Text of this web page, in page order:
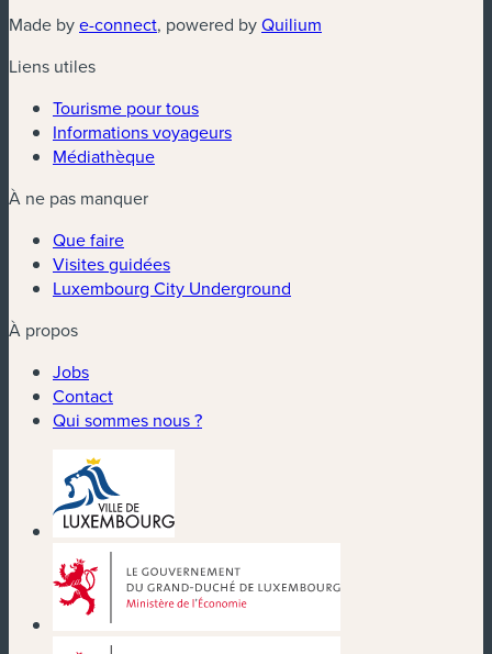
Made bye-connect(nouvelle fenêtre)
, powered byQuilium
Liens utiles
Tourisme pour tous
Informations voyageurs
Médiathèque
À ne pas manquer
Que faire
Visites guidées
Luxembourg City Underground
À propos
Jobs
Contact
Qui sommes nous ?